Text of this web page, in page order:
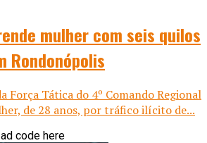
mulher com seis quilos
Rondonópolis
Força Tática do 4º Comando Regional
de 28 anos, por tráfico ilícito de...
code here